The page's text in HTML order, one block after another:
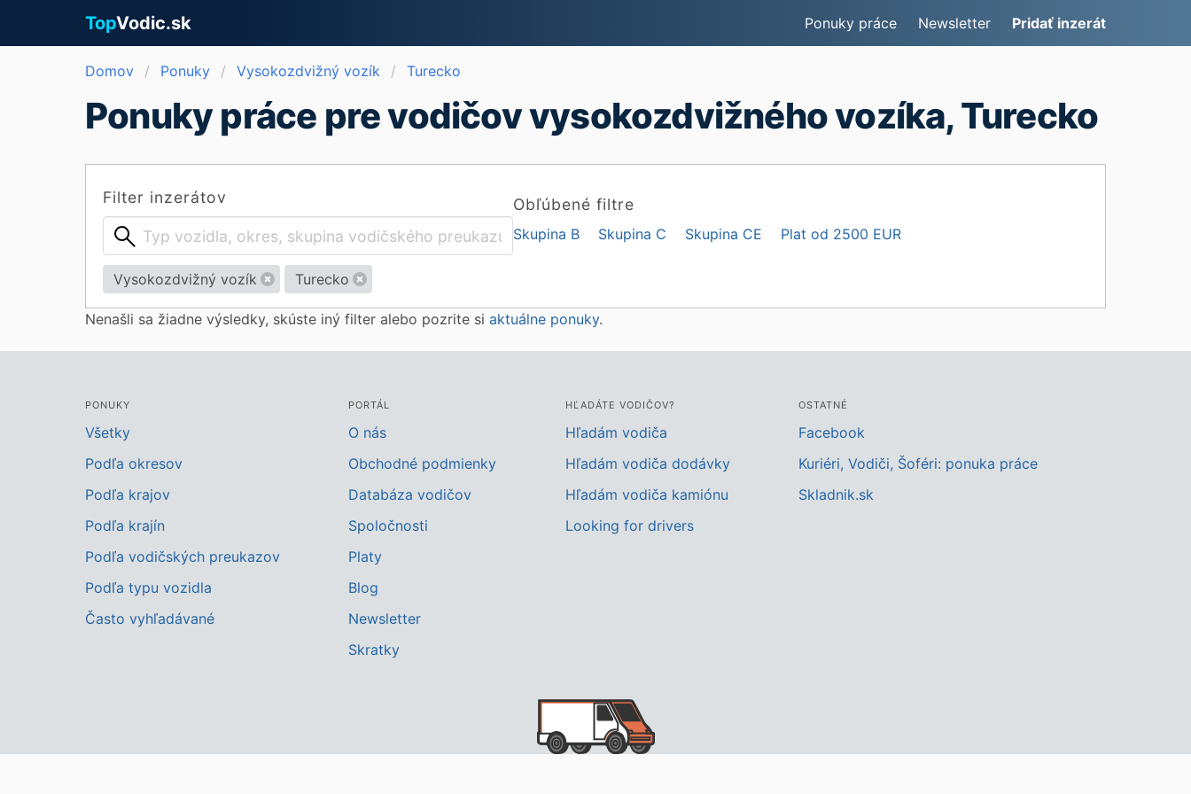
TopVodic.sk Ponuky práce Newsletter Pridať inzerát
Domov Ponuky Vysokozdvižný vozík Turecko
Ponuky práce pre vodičov vysokozdvižného vozíka, Turecko
Filter inzerátov
Vysokozdvižný vozík Turecko
Obľúbené filtre
Skupina B Skupina C Skupina CE Plat od 2500 EUR
Nenašli sa žiadne výsledky, skúste iný filter alebo pozrite si aktuálne ponuky.
PONUKY
Všetky
Podľa okresov
Podľa krajov
Podľa krajín
Podľa vodičských preukazov
Podľa typu vozidla
Často vyhľadávané
PORTÁL
O nás
Obchodné podmienky
Databáza vodičov
Spoločnosti
Platy
Blog
Newsletter
Skratky
HĽADÁTE VODIČOV?
Hľadám vodiča
Hľadám vodiča dodávky
Hľadám vodiča kamiónu
Looking for drivers
OSTATNÉ
Facebook
Kuriéri, Vodiči, Šoféri: ponuka práce
Skladnik.sk